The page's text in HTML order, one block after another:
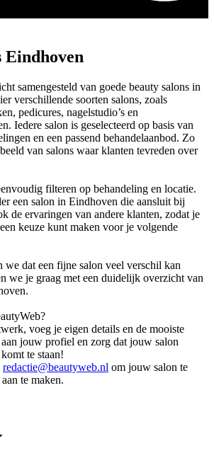
Eindhoven
samengesteld van goede beauty salons in
verschillende soorten salons, zoals
pedicures, nagelstudio’s en
Iedere salon is geselecteerd op basis van
en een passend behandelaanbod. Zo
van salons waar klanten tevreden over
filteren op behandeling en locatie.
een salon in Eindhoven die aansluit bij
de ervaringen van andere klanten, zodat je
keuze kunt maken voor je volgende
dat een fijne salon veel verschil kan
we je graag met een duidelijk overzicht van
voeg je eigen details en de mooiste
jouw profiel en zorg dat jouw salon
te staan!
redactie@beautyweb.nl om jouw salon te
te maken.